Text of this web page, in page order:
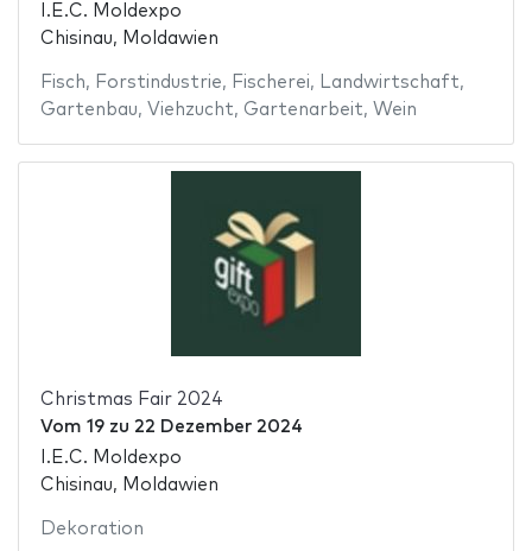
I.E.C. Moldexpo
Chisinau, Moldawien
Fisch, Forstindustrie, Fischerei, Landwirtschaft,
Gartenbau, Viehzucht, Gartenarbeit, Wein
Christmas Fair 2024
Vom 19zu 22 Dezember 2024
I.E.C. Moldexpo
Chisinau, Moldawien
Dekoration